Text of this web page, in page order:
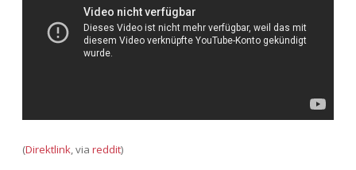
Täglicher Sinnwahn
Adventskalender 2012
(Direktlink, via reddit)